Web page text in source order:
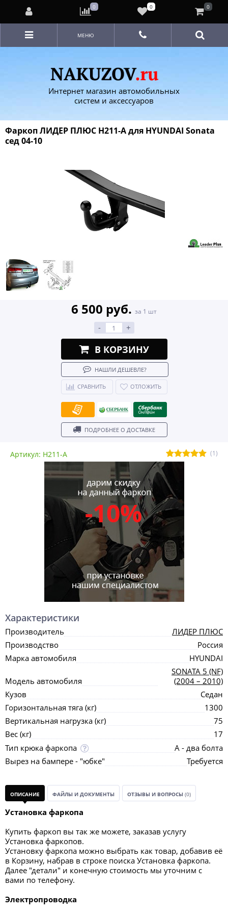
Интернет магазин автомобильных
систем и аксессуаров
МЕНЮ
Фаркоп ЛИДЕР ПЛЮС H211-A для HYUNDAI Sonata
сед 04-10
Артикул: H211-A (1)
6 500 руб. за 1 шт
- +
В КОРЗИНУ
НАШЛИ ДЕШЕВЛЕ?
СРАВНИТЬ ОТЛОЖИТЬ
ПОДРОБНЕЕ О ДОСТАВКЕ
Характеристики
Производитель
ЛИДЕР ПЛЮС
Производство
Россия
Марка автомобиля
HYUNDAI
Модель автомобиля
SONATA 5 (NF)
(2004 – 2010)
Кузов
Седан
Горизонтальная тяга (кг)
1300
Вертикальная нагрузка (кг)
75
Вес (кг)
17
Тип крюка фаркопа
А - два болта
Вырез на бампере - "юбке"
Требуется
ОПИСАНИЕ ФАЙЛЫ И ДОКУМЕНТЫ ОТЗЫВЫ И ВОПРОСЫ (0)
Установка фаркопа
Купить фаркоп вы так же можете, заказав услугу
Установка фаркопов.
Установку фаркопа можно выбрать как товар, добавив её
в Корзину, набрав в строке поиска Установка фаркопа.
Далее "детали" и конечную стоимость мы уточним с
вами по телефону.
Электропроводка
0 0 0